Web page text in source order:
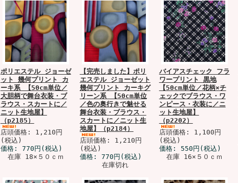
ポリエステル ジョーゼ
ット 幾何プリント カ
ーキ系 【50cm単位／
大胆柄で舞台衣装・ブ
ラウス・スカートに／
ニット生地屋】
（p2185）
店頭価格: 1,210円
(税込)
価格: 770円 (税込)
在庫 18×５０ｃｍ
【完売しました】ポリ
エステル ジョーゼット
幾何プリント カーキグ
リーン系 【50cm単位
／色の奥行きで魅せる
舞台衣装・ブラウス・
スカートに／ニット生
地屋】（p2184）
店頭価格: 1,210円
(税込)
価格: 770円 (税込)
在庫切れ
バイアスチェック フラ
ワープリント 黒地
【50cm単位／花柄×チ
ェックでブラウス・ワ
ンピース・衣装に／ニ
ット生地屋】
（p2202）
店頭価格: 1,100円
(税込)
価格: 550円 (税込)
在庫 16×５０ｃｍ